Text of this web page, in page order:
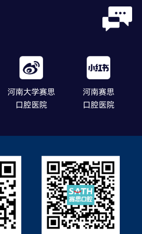
河南大学赛思
口腔医院
河南赛思
口腔医院